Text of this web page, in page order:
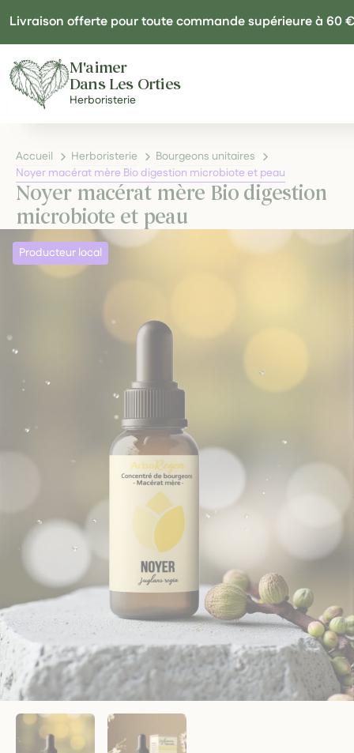
Livraison offerte pour toute commande supérieure à 60 €
M'aimer
Dans Les Orties
Herboristerie
Accueil Herboristerie
Bourgeons unitaires
Noyer macérat mère Bio digestion microbiote et peau
Noyer macérat mère Bio digestion
microbiote et peau